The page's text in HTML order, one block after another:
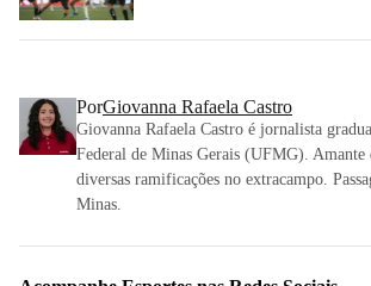
PorGiovanna Rafaela Castro
Giovanna Rafaela Castro é jornalista
Federal de Minas Gerais (UFMG). Amante
diversas ramificações no extracampo.
Minas.